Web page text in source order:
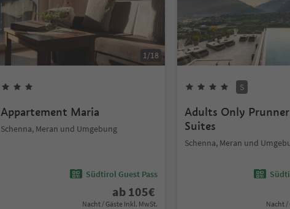
1/18
Appartement Maria
Schenna, Meran und Umgebung
Südtirol Guest Pass
ab 105€
Nacht / Gäste Inkl. MwSt.
S
Adults Only
Suites
Schenna, Meran und
Nacht /